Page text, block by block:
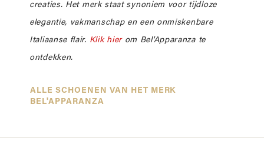
creaties. Het merk staat synoniem voor tijdloze
elegantie, vakmanschap en een onmiskenbare
Italiaanse flair. Klik hierom Bel'Apparanza te
ontdekken.
ALLE SCHOENEN VAN HET MERK
BEL'APPARANZA